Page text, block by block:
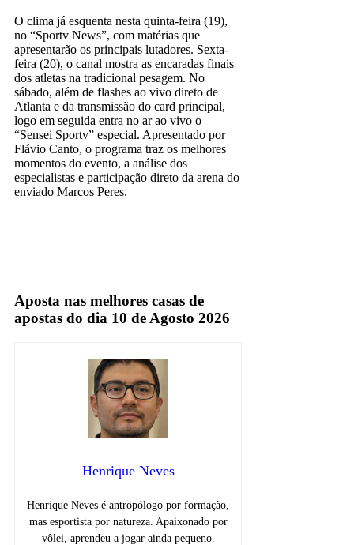
O clima já esquenta nesta quinta-feira (19),
no “Sportv News”, com matérias que
apresentarão os principais lutadores. Sexta-
feira (20), o canal mostra as encaradas finais
dos atletas na tradicional pesagem. No
sábado, além de flashes ao vivo direto de
Atlanta e da transmissão do card principal,
logo em seguida entra no ar ao vivo o
“Sensei Sportv” especial. Apresentado por
Flávio Canto, o programa traz os melhores
momentos do evento, a análise dos
especialistas e participação direto da arena do
enviado Marcos Peres.
Aposta nas melhores casas de
apostas do dia 10 de Agosto 2026
Henrique Neves
Henrique Neves é antropólogo por formação,
mas esportista por natureza. Apaixonado por
vôlei, aprendeu a jogar ainda pequeno.